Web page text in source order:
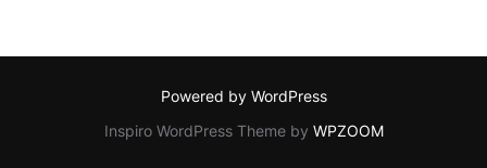
Powered by WordPress
Inspiro WordPress Theme by WPZOOM